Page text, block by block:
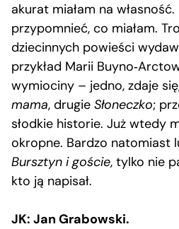
akurat miałam na
przypomnieć, co miałam.
dziecinnych powieści
przykład Marii
wymiociny – jedno, zdaje
mama, drugie Słoneczko;
słodkie historie. Już wtedy
okropne. Bardzo natomiast
Bursztyn i goście, tylko nie
kto ją napisał.
JK: Jan Grabowski.